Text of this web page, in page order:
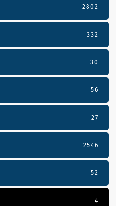
2802
332
30
56
27
2546
52
4